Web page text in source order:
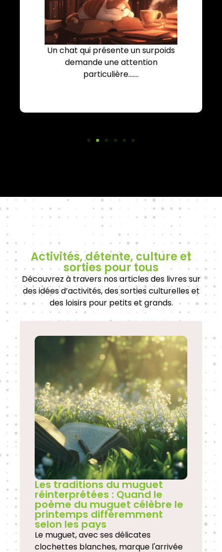
Un chat qui présente un surpoids
demande une attention
particulière.......
Activités, détente, culture et
sorties pour tous
Découvrez à travers nos articles des livres sur
des idées d’activités, des sorties culturelles et
des loisirs pour petits et grands.
Les traditions du muguet
réinterprétées : Quand le
poème du muguet célèbre le
printemps différemment
selon les pays
Le muguet, avec ses délicates
clochettes blanches, marque l'arrivée